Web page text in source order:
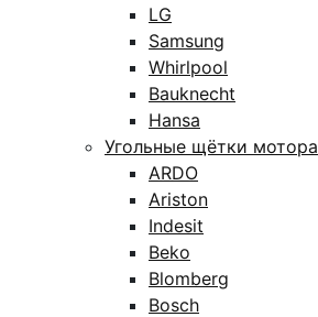
LG
Samsung
Whirlpool
Bauknecht
Hansa
Угольные щётки мотора
ARDO
Ariston
Indesit
Beko
Blomberg
Bosch